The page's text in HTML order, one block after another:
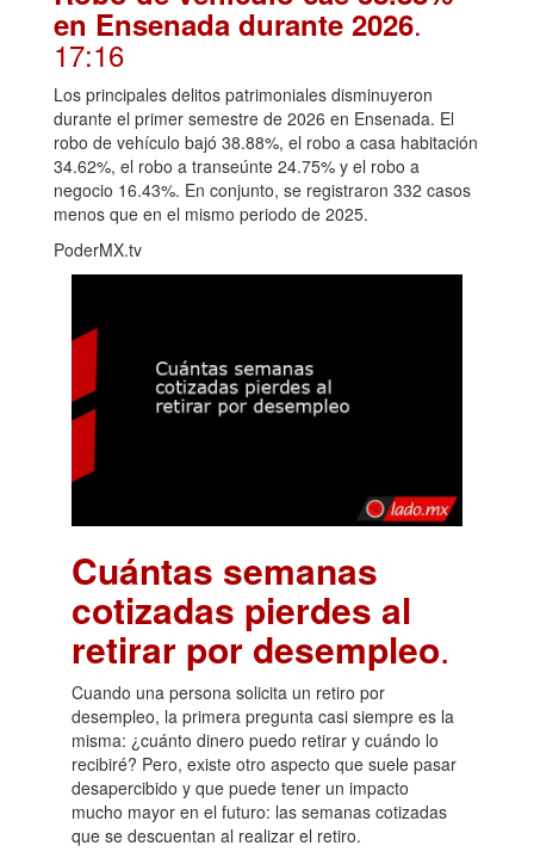
en Ensenada durante 2026.
17:16
Los principales delitos patrimoniales disminuyeron
durante el primer semestre de 2026 en Ensenada. El
robo de vehículo bajó 38.88%, el robo a casa habitación
34.62%, el robo a transeúnte 24.75% y el robo a
negocio 16.43%. En conjunto, se registraron 332 casos
menos que en el mismo periodo de 2025.
PoderMX.tv
Cuántas semanas
cotizadas pierdes al
retirar por desempleo.
Cuando una persona solicita un retiro por
desempleo, la primera pregunta casi siempre es la
misma: ¿cuánto dinero puedo retirar y cuándo lo
recibiré? Pero, existe otro aspecto que suele pasar
desapercibido y que puede tener un impacto
mucho mayor en el futuro: las semanas cotizadas
que se descuentan al realizar el retiro.